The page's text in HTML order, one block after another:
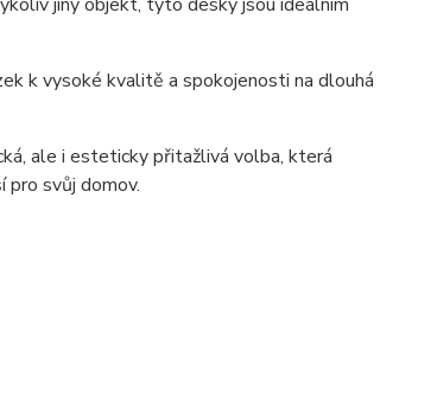
k vysoké kvalitě a spokojenosti na dlouhá
ale i esteticky přitažlivá volba, která
svůj domov.